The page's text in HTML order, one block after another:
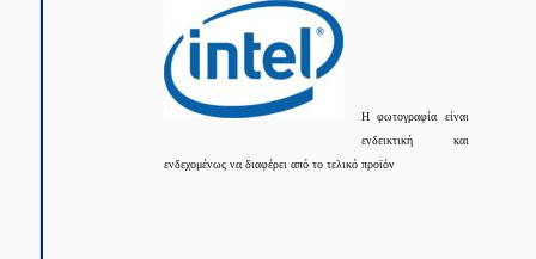
Η φωτογραφία είναι
ενδεικτική και
ενδεχομένως να διαφέρει από το τελικό προϊόν